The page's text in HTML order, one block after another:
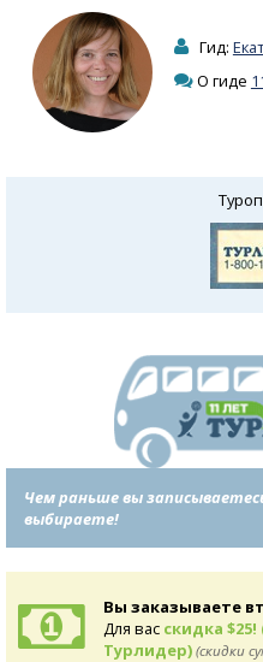
Гид:
О гиде
Чем раньше вы
выбираете!
Вы заказываете
Для вас скидка
Турлидер) (скидки